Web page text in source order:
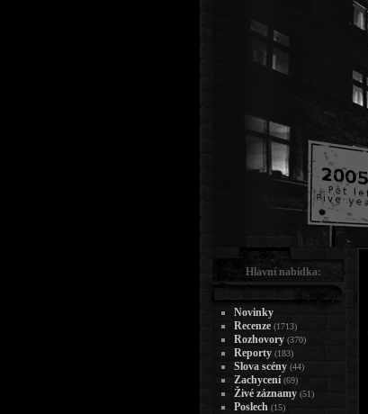
Hlavní nabídka:
Novinky
Recenze (1713)
Rozhovory (370)
Reporty (183)
Slova scény (44)
Zachycení (69)
Živé záznamy (51)
Poslech (15)